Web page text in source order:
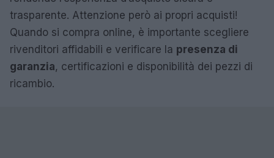
trasparente. Attenzione però ai propri acquisti!
Quando si compra online, è importante scegliere
rivenditori affidabili e verificare la presenza di
garanzia, certificazioni e disponibilità dei pezzi di
ricambio.